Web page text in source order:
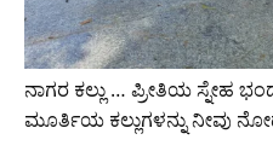
ನಾಗರ ಕಲ್ಲು … ಪ್ರೀತಿಯ ಸ್ನೇಹ
ಮೂರ್ತಿಯ ಕಲ್ಲುಗಳನ್ನು ನೀವು